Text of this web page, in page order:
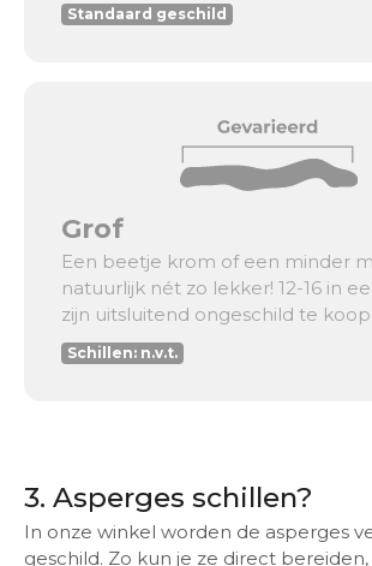
Standaard geschild
Grof
Een beetje krom of een minder
natuurlijk nét zo lekker! 12-16 in
zijn uitsluitend ongeschild te koop.
Schillen: n.v.t.
3. Asperges schillen?
In onze winkel worden de asperges
geschild. Zo kun je ze direct bereiden,